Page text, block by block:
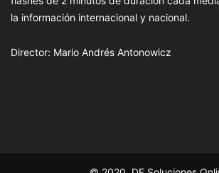
la información internacional y nacional.
Director: Mario Andrés Antonowicz